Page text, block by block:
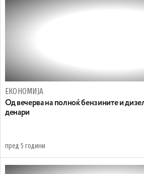
ЕКОНОМИЈА
Од вечерва на полноќ бензините и
денари
пред 5 години